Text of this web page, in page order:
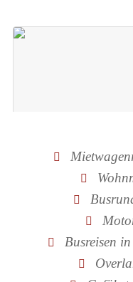
- Tegernsee -
Busreisen